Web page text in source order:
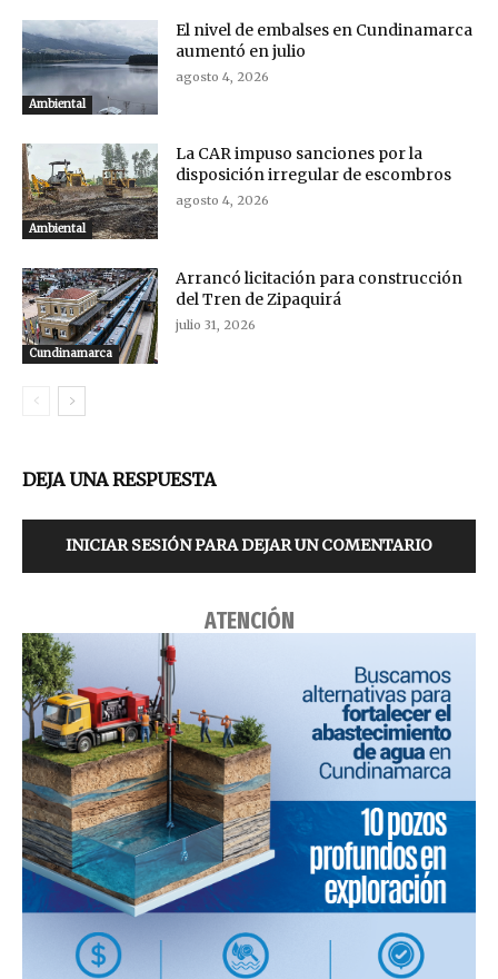
Ambiental
El nivel de embalses en Cundinamarca
aumentó en julio
agosto 4, 2026
Ambiental
La CAR impuso sanciones por la
disposición irregular de escombros
agosto 4, 2026
Cundinamarca
Arrancó licitación para construcción
del Tren de Zipaquirá
julio 31, 2026
DEJA UNA RESPUESTA
INICIAR SESIÓN PARA DEJAR UN COMENTARIO
ATENCIÓN